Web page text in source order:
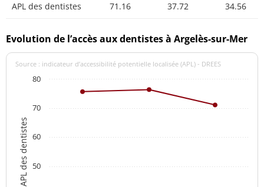
APL des dentistes 71.16 37.72 34.56
Evolution de l’accès aux dentistes à Argelès-sur-Mer
APL des dentistes
Source : indicateur d’accessibilité potentielle localisée (APL) - DREES
50
60
70
80